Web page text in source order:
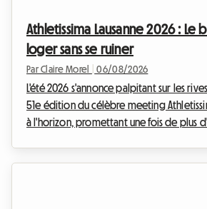
portugais. Cependant, un obstacle de ...
Athletissima Lausanne 2026 : Le
loger sans se ruiner
Par Claire Morel 06/08/2026
L'été 2026 s'annonce palpitant sur les
51e édition du célèbre meeting
à l'horizon, promettant une fois de plus